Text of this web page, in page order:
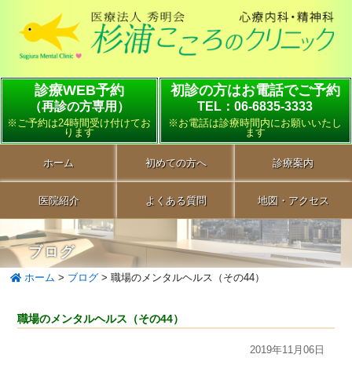
診療WEB予約
（再診の方専用）
※ご予約は24時間受け付けてお
ります
初診の方はお電話でご予約
TEL：06-6835-3333
※お電話は診療時間内にお願いいたし
ます
ホーム 初めての方へ 診療案内
医院紹介 よくある質問 地図・アクセス
ブログ
ホーム > ブログ >職場のメンタルヘルス（その44）
職場のメンタルヘルス（その44）
2019年11月06日